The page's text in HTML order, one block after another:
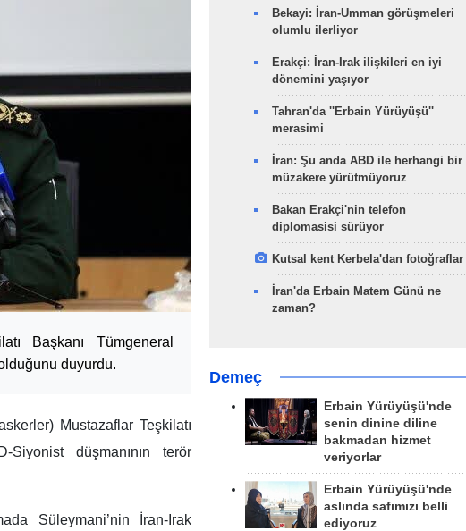
Başkanı Tümgeneral
duyurdu.
Mustazaflar Teşkilatı
düşmanının terör
Süleymani’nin İran‑Irak
Bekayi: İran-Umman görüşmeleri
olumlu ilerliyor
Erakçi: İran-Irak ilişkileri en iyi
dönemini yaşıyor
Tahran'da ''Erbain Yürüyüşü''
merasimi
İran: Şu anda ABD ile herhangi bir
müzakere yürütmüyoruz
Bakan Erakçi'nin telefon
diplomasisi sürüyor
Kutsal kent Kerbela'dan fotoğraflar
İran'da Erbain Matem Günü ne
zaman?
Demeç
Erbain Yürüyüşü'nde
senin dinine diline
bakmadan hizmet
veriyorlar
Erbain Yürüyüşü'nde
aslında safımızı belli
ediyoruz